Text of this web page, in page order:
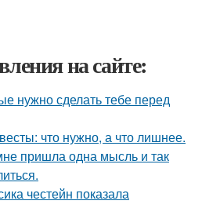
на сайте:
нужно сделать тебе перед
что нужно, а что лишнее.
пришла одна мысль и так
честейн показала